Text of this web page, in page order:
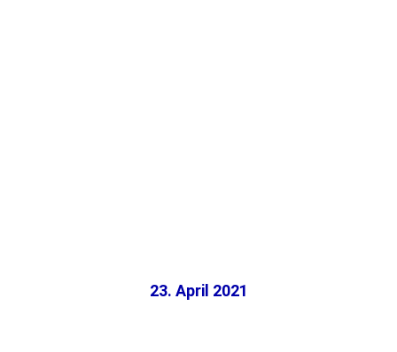
23. April 2021